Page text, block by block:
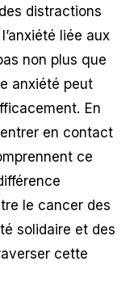
distractions
liée aux
non plus que
anxiété peut
En
en contact
ce
le cancer des
solidaire et des
cette